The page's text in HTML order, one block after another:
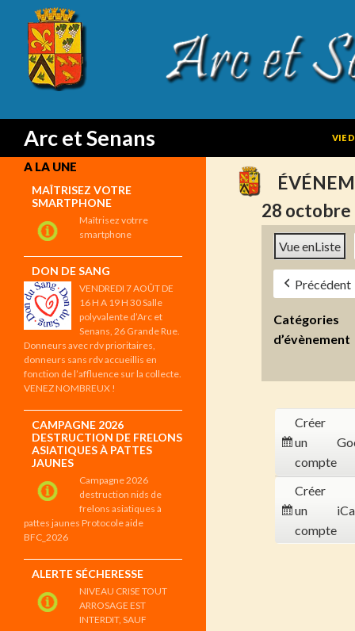
Arc et Senans
Search
VIE
28 octobre
Vue enListe
Précédent
Catégories
d’évènement
Créer
un
compte
Créer
un
compte
A LA UNE
MAÎTRISEZ VOTRE
SMARTPHONE
Maîtrisez votrre
smartphone
DON DE SANG
VENDREDI 7 AOÛT DE
16 H A 19 H 30 Salle
polyvalente d’Arc et
Senans, 26 Grande Rue.
Donneurs avec rdv prioritaires,
donneurs sans rdv accueillis en
fonction de l’affluence sur la collecte.
VENEZ NOMBREUX !
CAMPAGNE 2026
DESTRUCTION DE FRELONS
ASIATIQUES À PATTES
JAUNES
Campagne 2026
destruction nids de
frelons asiatiques à
pattes jaunes Protocole aide
BFC_2026
ALERTE SÉCHERESSE
NIVEAU CRISE TOUT
ARROSAGE EST
INTERDIT, SAUF